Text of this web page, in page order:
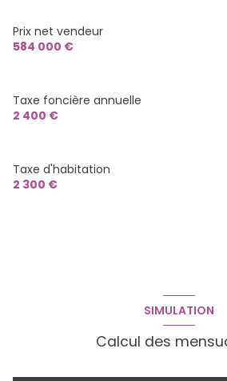
Prix net vendeur
584 000 €
Taxe foncière annuelle
2 400 €
Taxe d'habitation
2 300 €
SIMULATION
Calcul des